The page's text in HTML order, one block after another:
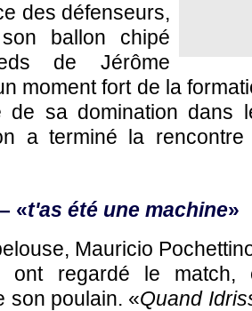
des défenseurs,
ballon chipé
de Jérôme
moment fort de la
de sa domination dans
a terminé la
«t'as été une machine»
Mauricio
ont regardé le match,
son poulain. «Quand